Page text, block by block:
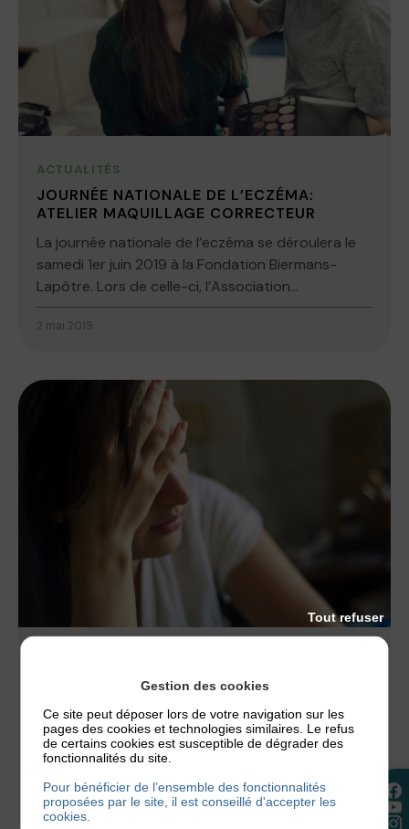
ACTUALITÉS
JOURNÉE NATIONALE DE L’ECZÉMA:
ATELIER MAQUILLAGE CORRECTEUR
La journée nationale de l’eczéma se déroulera le
samedi 1er juin 2019 à la Fondation Biermans-
Lapôtre. Lors de celle-ci, l’Association...
2 mai 2019
PAROLES DE PATIENTS
Comment vivre avec un eczéma ? L’Association
Française de l’Eczéma donne la parole aux
patients et leurs proches, pour vaincre
l’isolement....
4 octobre 2016
Gestion des cookies
Ce site peut déposer lors de votre navigation sur les
pages des cookies et technologies similaires. Le refus
de certains cookies est susceptible de dégrader des
fonctionnalités du site.
Pour bénéficier de l’ensemble des fonctionnalités
proposées par le site, il est conseillé d'accepter les
cookies.
Tout refuser